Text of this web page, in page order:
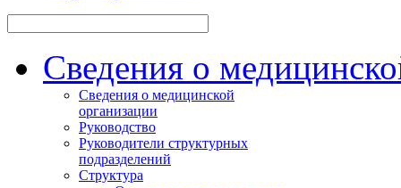
Сведения о
Сведения о медицинской
организации
Руководство
Руководители структурных
подразделений
Структура